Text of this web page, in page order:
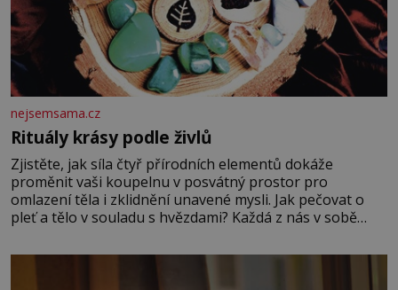
nejsemsama.cz
Rituály krásy podle živlů
Zjistěte, jak síla čtyř přírodních elementů dokáže
proměnit vaši koupelnu v posvátný prostor pro
omlazení těla i zklidnění unavené mysli. Jak pečovat o
pleť a tělo v souladu s hvězdami? Každá z nás v sobě
povaze, ale i v potřebách naší pokožky. Ohnivá znamení
Ženy narozené ve znamení Berana, Lva a Střelce v sobě